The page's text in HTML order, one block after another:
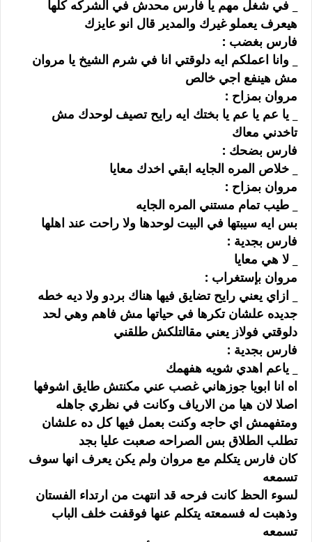
_ ﻓﻲ ﺷﻐﻞ ﻣﻬﻢ ﻳﺎ ﻓﺎﺭﺱ ﻣﺤﺪﺵ ﻓﻲ ﺍﻟﺸﺮﻛﻪ ﻛﻠﻬﺎ
ﻫﻴﻌﺮﻑ ﻳﻌﻤﻠﻮ ﻏﻴﺮﻙ ﻭﺍﻟﻤﺪﻳﺮ ﻗﺎﻝ ﺍﻧﻮ ﻋﺎﻳﺰﻙ
ﻓﺎﺭﺱ ﺑﻐﻀﺐ :
_ ﻭﺍﻧﺎ ﺍﻋﻤﻠﻜﻢ ﺍﻳﻪ ﺩﻟﻮﻗﺘﻲ ﺍﻧﺎ ﻓﻲ ﺷﺮﻡ ﺍﻟﺸﻴﺦ ﻳﺎ ﻣﺮﻭﺍﻥ
ﻣﺶ ﻫﻴﻨﻔﻊ ﺍﺟﻲ ﺧﺎﻟﺺ
ﻣﺮﻭﺍﻥ ﺑﻤﺰﺍﺡ :
_ ﻳﺎ ﻋﻢ ﻳﺎ ﻋﻢ ﻳﺎ ﺑﺨﺘﻚ ﺍﻳﻪ ﺭﺍﻳﺢ ﺗﺼﻴﻒ ﻟﻮﺣﺪﻙ ﻣﺶ
ﺗﺎﺧﺪﻧﻲ ﻣﻌﺎﻙ
ﻓﺎﺭﺱ ﺑﻀﺤﻚ :
_ ﺧﻼﺹ ﺍﻟﻤﺮﻩ ﺍﻟﺠﺎﻳﻪ ﺍﺑﻘﻲ ﺍﺧﺪﻙ ﻣﻌﺎﻳﺎ
ﻣﺮﻭﺍﻥ ﺑﻤﺰﺍﺡ :
_ ﻃﻴﺐ ﺗﻤﺎﻡ ﻣﺴﺘﻨﻲ ﺍﻟﻤﺮﻩ ﺍﻟﺠﺎﻳﻪ
ﺑﺲ ﺍﻳﻪ ﺳﻴﺒﺘﻬﺎ ﻓﻲ ﺍﻟﺒﻴﺖ ﻟﻮﺣﺪﻫﺎ ﻭﻻ ﺭﺍﺣﺖ ﻋﻨﺪ ﺍﻫﻠﻬﺎ
ﻓﺎﺭﺱ ﺑﺠﺪﻳﺔ :
_ ﻻ ﻫﻲ ﻣﻌﺎﻳﺎ
ﻣﺮﻭﺍﻥ ﺑﺈﺳﺘﻐﺮﺍﺏ :
_ ﺍﺯﺍﻱ ﻳﻌﻨﻲ ﺭﺍﻳﺢ ﺗﻀﺎﻳﻖ ﻓﻴﻬﺎ ﻫﻨﺎﻙ ﺑﺮﺩﻭ ﻭﻻ ﺩﻳﻪ ﺧﻄﻪ
ﺟﺪﻳﺪﻩ ﻋﻠﺸﺎﻥ ﺗﻜﺮﻫﺎ ﻓﻲ ﺣﻴﺎﺗﻬﺎ ﻣﺶ ﻓﺎﻫﻢ ﻭﻫﻲ ﻟﺤﺪ
ﺩﻟﻮﻗﺘﻲ ﻓﻮﻻﺯ ﻳﻌﻨﻲ ﻣﻘﺎﻟﺘﻠﻜﺶ ﻃﻠﻘﻨﻲ
ﻓﺎﺭﺱ ﺑﺠﺪﻳﺔ :
_ ﻳﺎﻋﻢ ﺍﻫﺪﻱ ﺷﻮﻳﻪ ﻫﻔﻬﻤﻚ
ﺍﻩ ﺍﻧﺎ ﺍﺑﻮﻳﺎ ﺟﻮﺯﻫﺎﻧﻲ ﻏﺼﺐ ﻋﻨﻲ ﻣﻜﻨﺘﺶ ﻃﺎﻳﻖ ﺍﺷﻮﻓﻬﺎ
ﺍﺻﻼ ﻻﻥ ﻫﻴﺎ ﻣﻦ ﺍﻻﺭﻳﺎﻑ ﻭﻛﺎﻧﺖ ﻓﻲ ﻧﻈﺮﻱ ﺟﺎﻫﻠﻪ
ﻭﻣﺘﻔﻬﻤﺶ ﺍﻱ ﺣﺎﺟﻪ ﻭﻛﻨﺖ ﺑﻌﻤﻞ ﻓﻴﻬﺎ ﻛﻞ ﺩﻩ ﻋﻠﺸﺎﻥ
ﺗﻄﻠﺐ ﺍﻟﻄﻼﻕ ﺑﺲ ﺍﻟﺼﺮﺍﺣﻪ ﺻﻌﺒﺖ ﻋﻠﻴﺎ ﺑﺠﺪ
ﻛﺎﻥ ﻓﺎﺭﺱ ﻳﺘﻜﻠﻢ ﻣﻊ ﻣﺮﻭﺍﻥ ﻭﻟﻢ ﻳﻜﻦ ﻳﻌﺮﻑ ﺍﻧﻬﺎ ﺳﻮﻑ
ﺗﺴﻤﻌﻪ
ﻟﺴﻮﺀ ﺍﻟﺤﻆ ﻛﺎﻧﺖ ﻓﺮﺣﻪ ﻗﺪ ﺍﻧﺘﻬﺖ ﻣﻦ ﺍﺭﺗﺪﺍﺀ ﺍﻟﻔﺴﺘﺎﻥ
ﻭﺫﻫﺒﺖ ﻟﻪ ﻓﺴﻤﻌﺘﻪ ﻳﺘﻜﻠﻢ ﻋﻨﻬﺎ ﻓﻮﻗﻔﺖ ﺧﻠﻒ ﺍﻟﺒﺎﺏ
ﺗﺴﻤﻌﻪ